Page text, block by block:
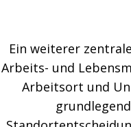
Ein weiterer
Arbeits- und
Arbeitsort und